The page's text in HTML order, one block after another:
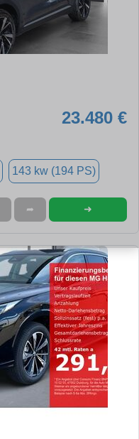
23.480 €
143 kw (194 PS)
➦ ➜